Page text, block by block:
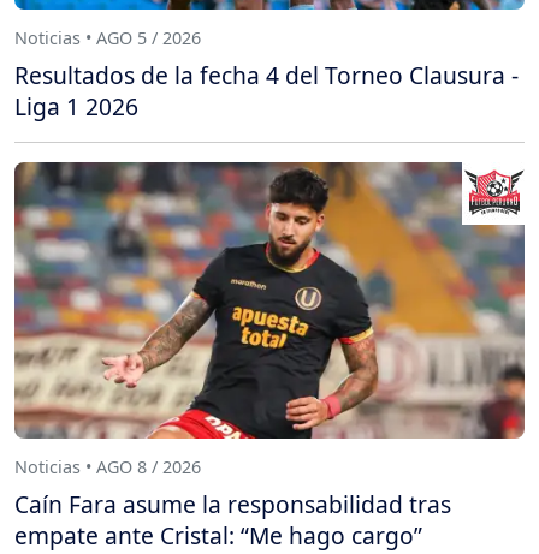
Noticias • AGO 5 / 2026
Resultados de la fecha 4 del Torneo Clausura -
Liga 1 2026
Noticias • AGO 8 / 2026
Caín Fara asume la responsabilidad tras
empate ante Cristal: “Me hago cargo”